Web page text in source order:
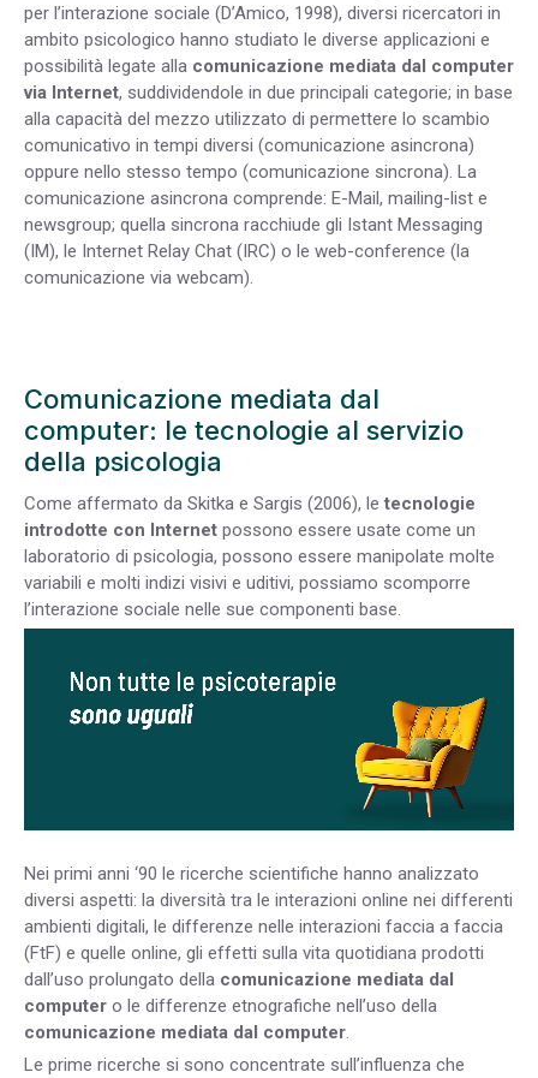
per l’interazione sociale (D’Amico, 1998), diversi ricercatori in
ambito psicologico hanno studiato le diverse applicazioni e
possibilità legate alla comunicazione mediata dal computer
via Internet, suddividendole in due principali categorie; in base
alla capacità del mezzo utilizzato di permettere lo scambio
comunicativo in tempi diversi (comunicazione asincrona)
oppure nello stesso tempo (comunicazione sincrona). La
comunicazione asincrona comprende: E-Mail, mailing-list e
newsgroup; quella sincrona racchiude gli Istant Messaging
(IM), le Internet Relay Chat (IRC) o le web-conference (la
comunicazione via webcam).
Comunicazione mediata dal
computer: le tecnologie al servizio
della psicologia
Come affermato da Skitka e Sargis (2006), le tecnologie
introdotte con Internet possono essere usate come un
laboratorio di psicologia, possono essere manipolate molte
variabili e molti indizi visivi e uditivi, possiamo scomporre
l’interazione sociale nelle sue componenti base.
Nei primi anni ‘90 le ricerche scientifiche hanno analizzato
diversi aspetti: la diversità tra le interazioni online nei differenti
ambienti digitali, le differenze nelle interazioni faccia a faccia
(FtF) e quelle online, gli effetti sulla vita quotidiana prodotti
dall’uso prolungato della comunicazione mediata dal
computer o le differenze etnografiche nell’uso della
comunicazione mediata dal computer.
Le prime ricerche si sono concentrate sull’influenza che